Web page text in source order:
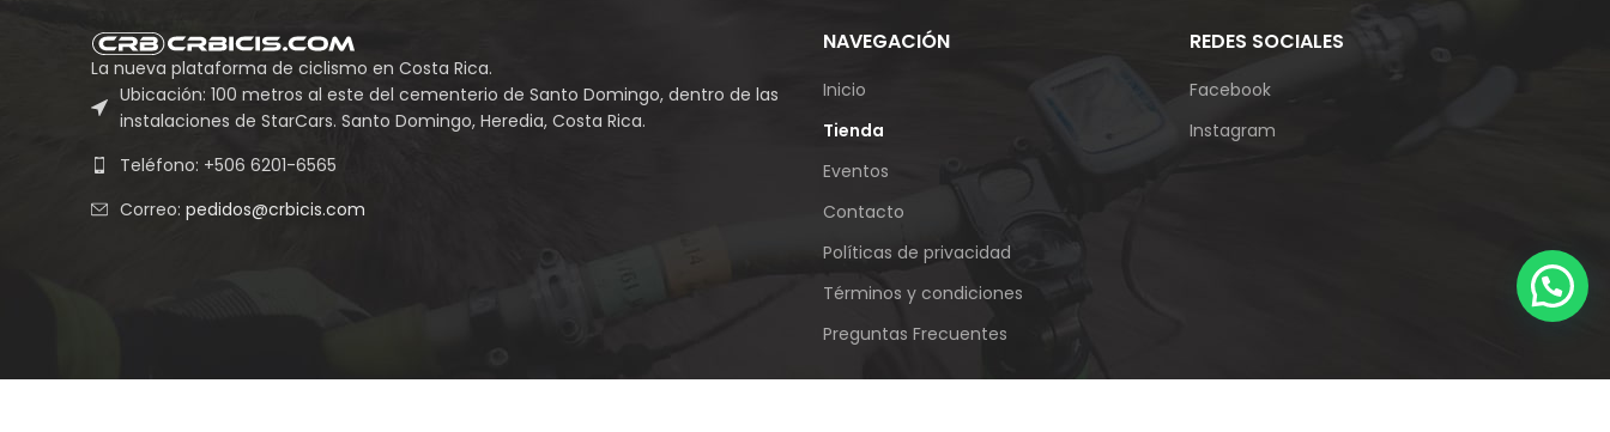
La nueva plataforma de ciclismo en Costa Rica.
Ubicación: 100 metros al este del cementerio de Santo Domingo, dentro de las
instalaciones de StarCars. Santo Domingo, Heredia, Costa Rica.
Teléfono: +506 6201-6565
Correo: pedidos@crbicis.com
NAVEGACIÓN
Inicio
Tienda
Eventos
Contacto
Políticas de privacidad
Términos y condiciones
Preguntas Frecuentes
REDES SOCIALES
Facebook
Instagram